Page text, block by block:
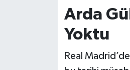
Arda
Yoktu
Real